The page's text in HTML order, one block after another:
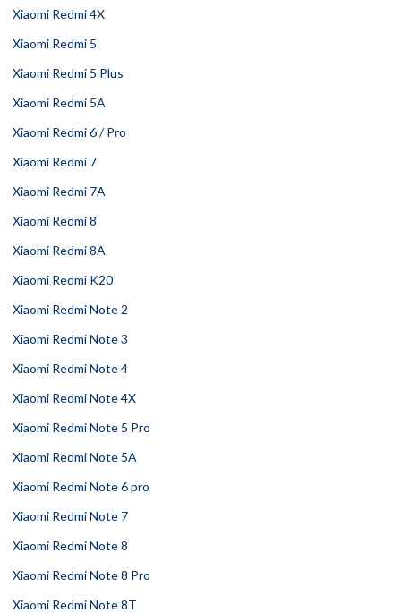
Xiaomi Redmi 4X
Xiaomi Redmi 5
Xiaomi Redmi 5 Plus
Xiaomi Redmi 5A
Xiaomi Redmi 6 / Pro
Xiaomi Redmi 7
Xiaomi Redmi 7A
Xiaomi Redmi 8
Xiaomi Redmi 8A
Xiaomi Redmi K20
Xiaomi Redmi Note 2
Xiaomi Redmi Note 3
Xiaomi Redmi Note 4
Xiaomi Redmi Note 4X
Xiaomi Redmi Note 5 Pro
Xiaomi Redmi Note 5A
Xiaomi Redmi Note 6 pro
Xiaomi Redmi Note 7
Xiaomi Redmi Note 8
Xiaomi Redmi Note 8 Pro
Xiaomi Redmi Note 8T